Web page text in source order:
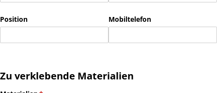
Position Mobiltelefon
Zu verklebende Materialien